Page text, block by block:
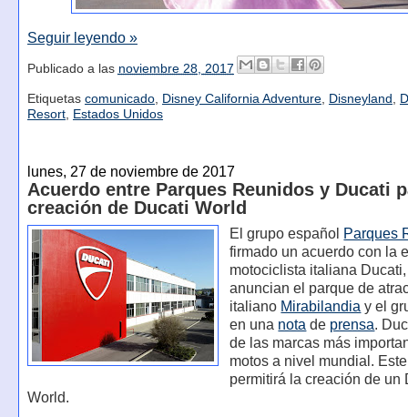
Seguir leyendo »
Publicado a las noviembre 28, 2017
Etiquetas comunicado, Disney California Adventure, Disneyland ,
Resort, Estados Unidos
lunes, 27 de noviembre de 2017
Acuerdo entre Parques Reunidos y Ducati
creación de Ducati World
El grupo español Parques
firmado un acuerdo con la
motociclista italiana
anuncian el parque de
italiano Mirabilandia y el
en una nota de prensa.
de las marcas más
motos a nivel mundial.
permitirá la creación de un
World.